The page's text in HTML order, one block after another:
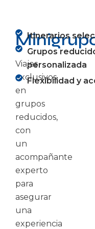
Viajes
exclusivos
en
grupos
reducidos,
con
un
acompañante
experto
para
asegurar
una
experiencia
Itinerarios
Grupos
personalizada
Flexibilidad y